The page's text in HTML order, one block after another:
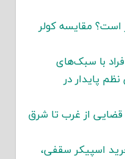
است؟ مقایسه کولر
با سبک‌های
پایدار در
از غرب تا شرق
اسپیکر سقفی،